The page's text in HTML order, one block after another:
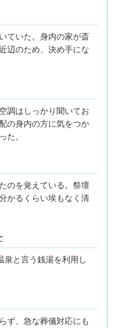
ていた。身内の家が斎
辺のため、決め手にな
調はしっかり聞いてお
の身内の方に気をつか
た。
のを覚えている。祭壇
かるくらい埃もなく清
泉と言う銭湯を利用し
ず、急な葬儀対応にも